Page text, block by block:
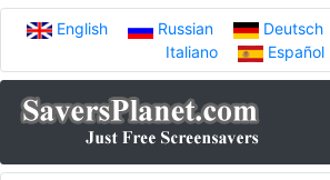
English Russian Deutsch
Italiano
Español